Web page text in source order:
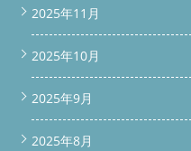
弱くなってきた、洗濯機から
VX900ARの内部にホコリや
今回のように、脱水カバーの
お見積りのご希望は、電話・
ぞ！ 公式LINEより今すぐ申
談・依頼する
2025年11月
2025年10月
2025年9月
2025年8月